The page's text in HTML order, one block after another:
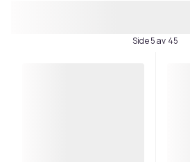
Side 5 av 45